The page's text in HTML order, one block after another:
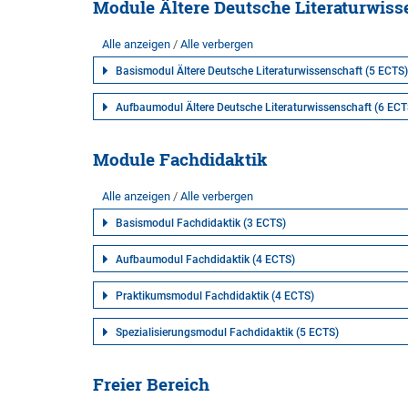
Module Ältere Deutsche
Alle anzeigen Alle verbergen
Basismodul Ältere Deutsche Literaturwissenschaft (5 ECTS)
Aufbaumodul Ältere Deutsche Literaturwissenschaft (6
Module Fachdidaktik
Alle anzeigen Alle verbergen
Basismodul Fachdidaktik (3 ECTS)
Aufbaumodul Fachdidaktik (4 ECTS)
Praktikumsmodul Fachdidaktik (4 ECTS)
Spezialisierungsmodul Fachdidaktik (5 ECTS)
Freier Bereich